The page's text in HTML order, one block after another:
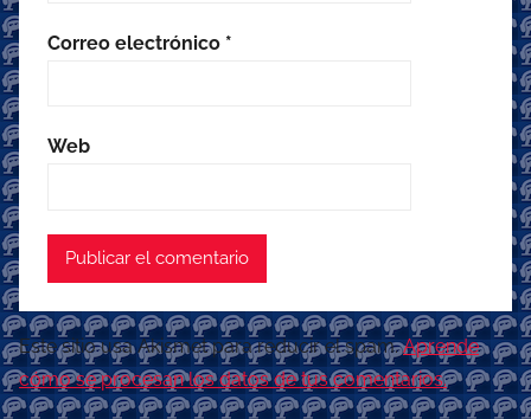
Correo electrónico *
Web
Este sitio usa Akismet para reducir el spam.Aprende
cómo se procesan los datos de tus comentarios.